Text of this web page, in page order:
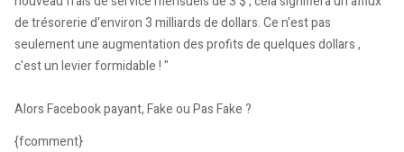
de trésorerie d'environ 3 milliards de dollars. Ce n'est pas
seulement une augmentation des profits de quelques dollars ,
c'est un levier formidable ! "
Alors Facebook payant, Fake ou Pas Fake ?
{fcomment}